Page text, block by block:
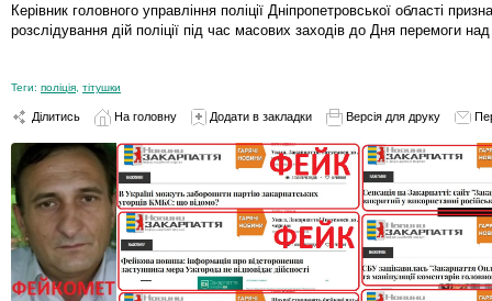
Керівник головного управління поліції Дніпропетровської області
розслідування дій поліції під час масових заходів до Дня перемоги
Теги: поліція тітушки
Ділитись На головну Додати в закладки Версія для друку